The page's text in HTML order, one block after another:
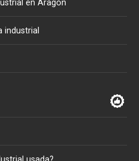
en Aragón
industrial